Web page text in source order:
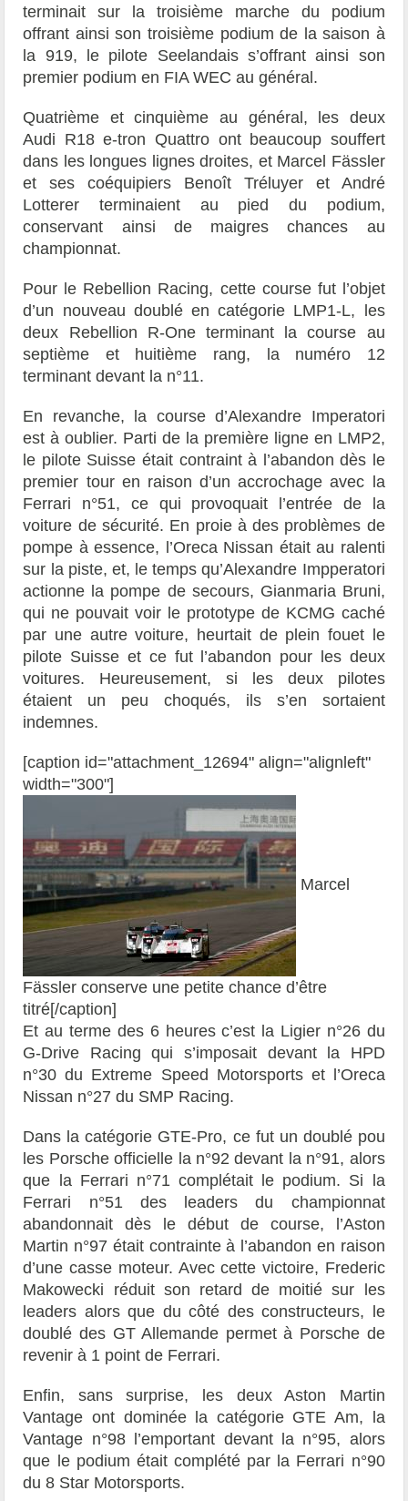
terminait sur la troisième marche du podium
offrant ainsi son troisième podium de la saison à
la 919, le pilote Seelandais s’offrant ainsi son
premier podium en FIA WEC au général.
Quatrième et cinquième au général, les deux
Audi R18 e-tron Quattro ont beaucoup souffert
dans les longues lignes droites, et Marcel Fässler
et ses coéquipiers Benoît Tréluyer et André
Lotterer terminaient au pied du podium,
conservant ainsi de maigres chances au
championnat.
Pour le Rebellion Racing, cette course fut l’objet
d’un nouveau doublé en catégorie LMP1-L, les
deux Rebellion R-One terminant la course au
septième et huitième rang, la numéro 12
terminant devant la n°11.
En revanche, la course d’Alexandre Imperatori
est à oublier. Parti de la première ligne en LMP2,
le pilote Suisse était contraint à l’abandon dès le
premier tour en raison d’un accrochage avec la
Ferrari n°51, ce qui provoquait l’entrée de la
voiture de sécurité. En proie à des problèmes de
pompe à essence, l’Oreca Nissan était au ralenti
sur la piste, et, le temps qu’Alexandre Impperatori
actionne la pompe de secours, Gianmaria Bruni,
qui ne pouvait voir le prototype de KCMG caché
par une autre voiture, heurtait de plein fouet le
pilote Suisse et ce fut l’abandon pour les deux
voitures. Heureusement, si les deux pilotes
étaient un peu choqués, ils s’en sortaient
indemnes.
[caption id="attachment_12694" align="alignleft"
width="300"]
Marcel
Fässler conserve une petite chance d’être
titré[/caption]
Et au terme des 6 heures c’est la Ligier n°26 du
G-Drive Racing qui s’imposait devant la HPD
n°30 du Extreme Speed Motorsports et l’Oreca
Nissan n°27 du SMP Racing.
Dans la catégorie GTE-Pro, ce fut un doublé pou
les Porsche officielle la n°92 devant la n°91, alors
que la Ferrari n°71 complétait le podium. Si la
Ferrari n°51 des leaders du championnat
abandonnait dès le début de course, l’Aston
Martin n°97 était contrainte à l’abandon en raison
d’une casse moteur. Avec cette victoire, Frederic
Makowecki réduit son retard de moitié sur les
leaders alors que du côté des constructeurs, le
doublé des GT Allemande permet à Porsche de
revenir à 1 point de Ferrari.
Enfin, sans surprise, les deux Aston Martin
Vantage ont dominée la catégorie GTE Am, la
Vantage n°98 l’emportant devant la n°95, alors
que le podium était complété par la Ferrari n°90
du 8 Star Motorsports.